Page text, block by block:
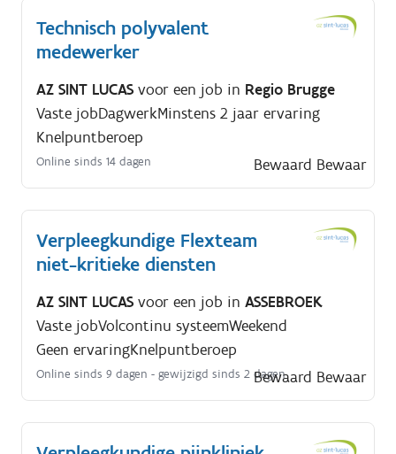
Technisch polyvalent
medewerker
AZ SINT LUCAS voor een job in Regio Brugge
Vaste jobDagwerkMinstens 2 jaar ervaring
Knelpuntberoep
Online sinds 14 dagen Bewaard Bewaar
Verpleegkundige Flexteam
niet-kritieke diensten
AZ SINT LUCAS voor een job in ASSEBROEK
Vaste jobVolcontinu systeemWeekend
Geen ervaringKnelpuntberoep
Online sinds 9 dagen - gewijzigd sinds 2 dagen
Bewaard Bewaar